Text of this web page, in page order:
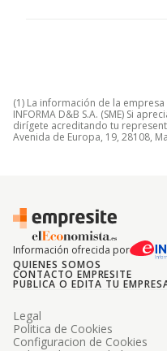
(1) La información de la
INFORMA D&B S.A. (SME) Si
dirígete acreditando tu
Avenida de Europa, 19, 28108,
Información ofrecida por
QUIENES SOMOS
CONTACTO EMPRESITE
PUBLICA O EDITA TU
Legal
Politica de Cookies
Configuracion de Cookies